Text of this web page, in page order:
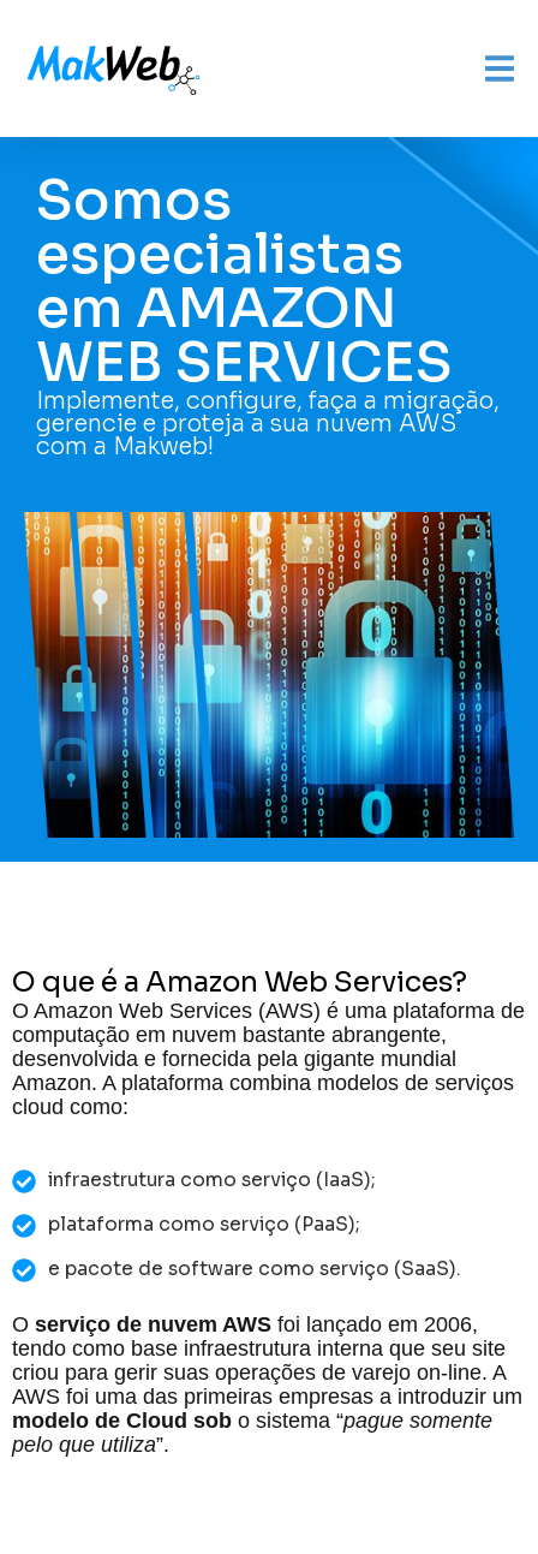
Somos
especialistas
em AMAZON
WEB SERVICES
Implemente, configure, faça a migração,
gerencie e proteja a sua nuvem AWS
com a Makweb!
O que é a Amazon Web Services?
O Amazon Web Services (AWS) é uma plataforma de
computação em nuvem bastante abrangente,
desenvolvida e fornecida pela gigante mundial
Amazon. A plataforma combina modelos de serviços
cloud como:
infraestrutura como serviço (IaaS);
plataforma como serviço (PaaS);
e pacote de software como serviço (SaaS).
O serviço de nuvem AWS foi lançado em 2006,
tendo como base infraestrutura interna que seu site
criou para gerir suas operações de varejo on-line. A
AWS foi uma das primeiras empresas a introduzir um
modelo de Cloud sob o sistema “pague somente
pelo que utiliza”.